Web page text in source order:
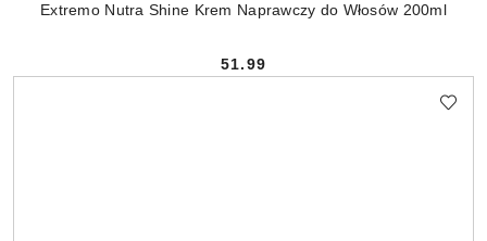
Extremo Nutra Shine Krem Naprawczy do Włosów 200ml
Cena:
51.99